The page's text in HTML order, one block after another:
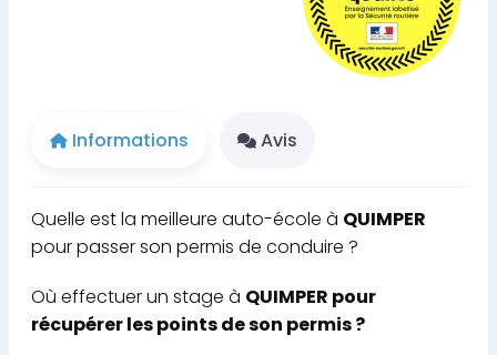
Informations Avis
Quelle est la meilleure auto-école à QUIMPER
pour passer son permis de conduire ?
Où effectuer un stage à QUIMPER pour
récupérer les points de son permis ?